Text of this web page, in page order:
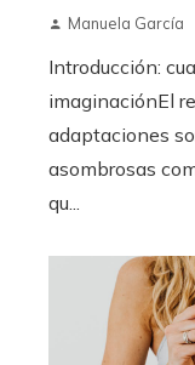
Manuela García
Introducción:
imaginaciónEl
adaptaciones
asombrosas
qu...